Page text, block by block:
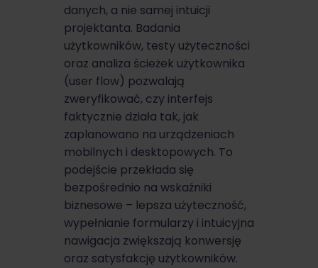
danych, a nie samej intuicji
projektanta. Badania
użytkowników, testy użyteczności
oraz analiza ścieżek użytkownika
(user flow) pozwalają
zweryfikować, czy interfejs
faktycznie działa tak, jak
zaplanowano na urządzeniach
mobilnych i desktopowych. To
podejście przekłada się
bezpośrednio na wskaźniki
biznesowe – lepsza użyteczność,
wypełnianie formularzy i intuicyjna
nawigacja zwiększają konwersję
oraz satysfakcję użytkowników.